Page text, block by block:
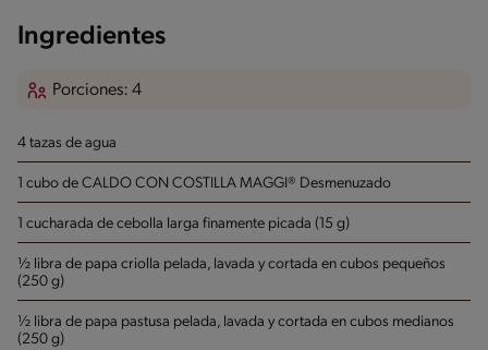
Ingredientes
Porciones: 4
4 tazas de agua
1 cubo de CALDO CON COSTILLA MAGGI® Desmenuzado
1 cucharada de cebolla larga finamente picada (15 g)
½ libra de papa criolla pelada, lavada y cortada en cubos pequeños
(250 g)
½ libra de papa pastusa pelada, lavada y cortada en cubos medianos
(250 g)